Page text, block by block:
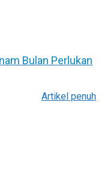
Bulan Perlukan
Artikel penuh